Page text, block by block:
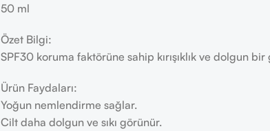
50 ml
Özet Bilgi:
SPF30 koruma faktörüne sahip kırışıklık ve dolgun
Ürün Faydaları:
Yoğun nemlendirme sağlar.
Cilt daha dolgun ve sıkı görünür.